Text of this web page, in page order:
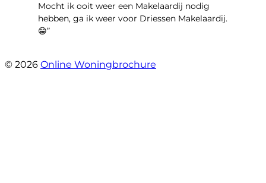
Mocht ik ooit weer een Makelaardij nodig
hebben, ga ik weer voor Driessen Makelaardij.
😁”
© 2026 Online Woningbrochure